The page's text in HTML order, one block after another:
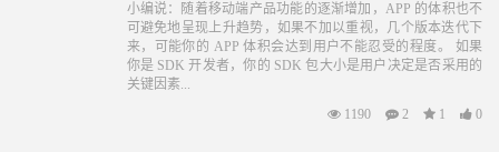
小编说：随着移动端产品功能的逐渐增加，APP 的体积也不
可避免地呈现上升趋势，如果不加以重视，几个版本迭代下
来，可能你的 APP 体积会达到用户不能忍受的程度。 如果
你是 SDK 开发者，你的 SDK 包大小是用户决定是否采用的
关键因素...
1190
2 1 0